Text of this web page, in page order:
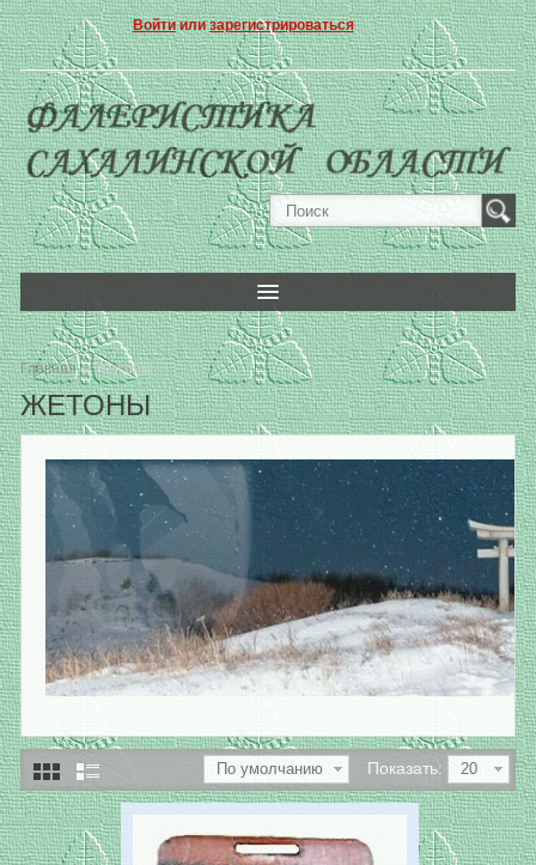
Войтиилизарегистрироваться
Главная» Жетоны
ЖЕТОНЫ
Показать: 20
По умолчанию